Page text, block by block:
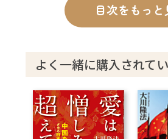
第2章 韓非の霊言
2 中国の事情と台湾の感
3 韓非は今、どのような
4 中国側の言い分を代弁
5 韓非の日本での驚おど
6 共産主義の理想は、最
目次をもっと
よく一緒に購入されて